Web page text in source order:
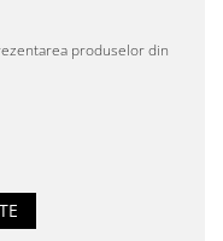
produselor din